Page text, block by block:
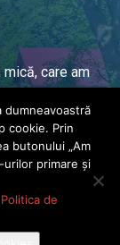
care am
· Dezvoltat de
dumneavoastră
cookie. Prin
butonului „Am
primare și
Politica de